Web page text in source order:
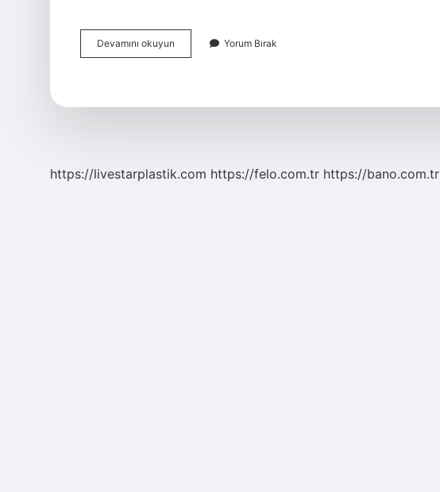
Devamını okuyun Makinistlik
Nasıl
Yorum Bırak
https://livestarplastik.com https://felo.com.tr https://bano.com.tr